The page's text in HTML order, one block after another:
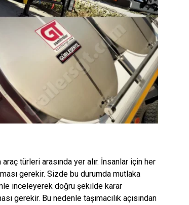
türleri arasında yer alır. İnsanlar için her
gerekir. Sizde bu durumda mutlaka
inceleyerek doğru şekilde karar
gerekir. Bu nedenle taşımacılık açısından